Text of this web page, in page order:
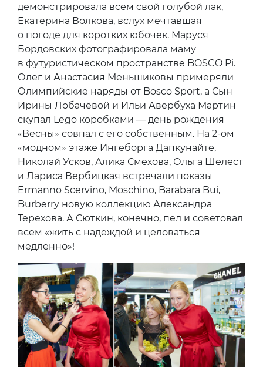
демонстрировала всем свой голубой лак,
Екатерина Волкова, вслух мечтавшая
о погоде для коротких юбочек. Маруся
Бордовских фотографировала маму
в футуристическом пространстве BOSCO Pi.
Олег и Анастасия Меньшиковы примеряли
Олимпийские наряды от Bosco Sport, а Сын
Ирины Лобачёвой и Ильи Авербуха Мартин
скупал Lego коробками — день рождения
«Весны» совпал с его собственным. На 2-ом
«модном» этаже Ингеборга Дапкунайте,
Николай Усков, Алика Смехова, Ольга Шелест
и Лариса Вербицкая встречали показы
Ermanno Scervino, Moschino, Barabara Bui,
Burberry новую коллекцию Александра
Терехова. А Сюткин, конечно, пел и советовал
всем «жить с надеждой и целоваться
медленно»!